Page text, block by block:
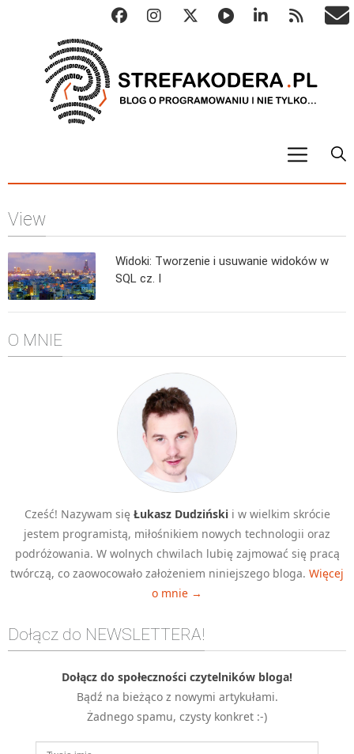
Metody numeryczne
Algorytmy wyszukiwania
Inne
C++
Elementarz Java
Pascal
HTML 5
CSS 3
Django
PHP
WordPress
MOBILE
Android
View
Widoki: Tworzenie i usuwanie widoków w
SQL cz. I
O MNIE
Cześć! Nazywam się Łukasz Dudzińskii w wielkim skrócie
jestem programistą, miłośnikiem nowych technologii oraz
podróżowania. W wolnych chwilach lubię zajmować się pracą
twórczą, co zaowocowało założeniem niniejszego bloga. Więcej
o mnie →
Dołącz do NEWSLETTERA!
Dołącz do społeczności czytelników bloga!
Bądź na bieżąco z nowymi artykułami.
Żadnego spamu, czysty konkret :-)